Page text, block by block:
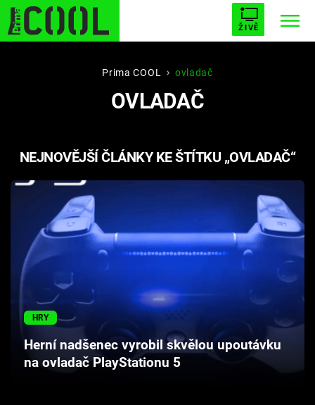
ŽIVĚ
STARHOUSE BUFFY, PŘEMOŽITELKA UPÍRŮ
PLNEJ KOTEL AVENGERS 5
Témata
Filmy
Seriály
Cool Esport
Pořady
Prima COOL ovladač
OVLADAČ
NEJNOVĚJŠÍ ČLÁNKY KE ŠTÍTKU „OVLADAČ“
HRY
Herní nadšenec vyrobil skvělou upoutávku
na ovladač PlayStationu 5